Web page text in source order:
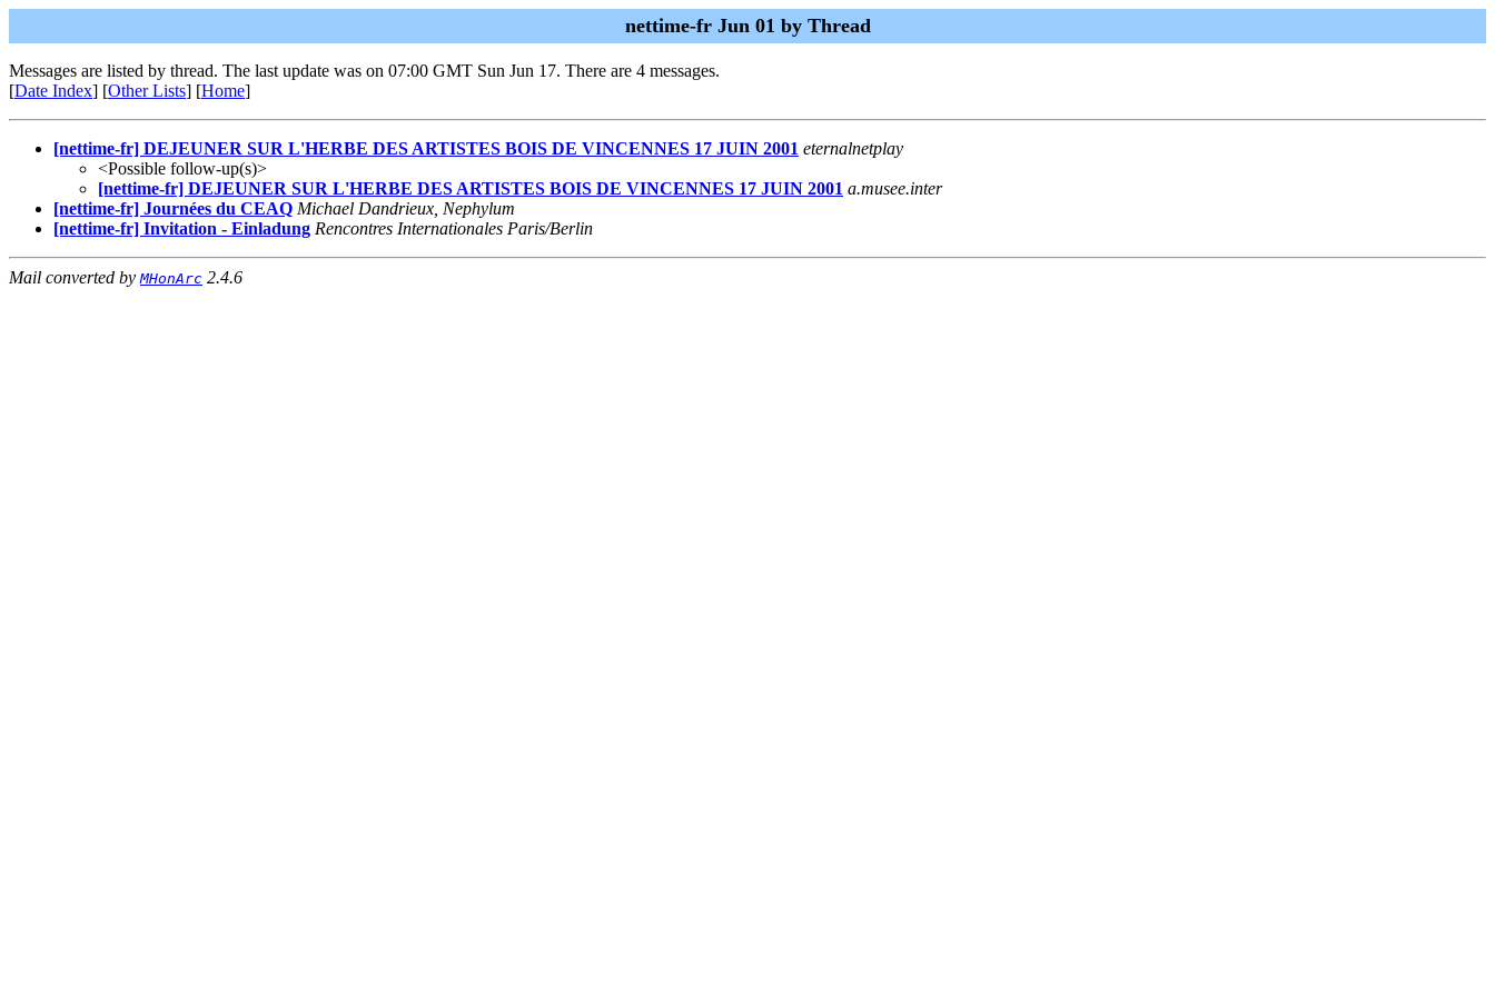
nettime-fr Jun 01 by Thread
Messages are listed by thread. The last update was on 07:00 GMT Sun Jun 17. There are 4 messages.
[Date Index] [Other Lists] [Home]
[nettime-fr] DEJEUNER SUR L'HERBE DES ARTISTES BOIS DE VINCENNES 17 JUIN 2001 eternalnetplay
<Possible follow-up(s)>
[nettime-fr] DEJEUNER SUR L'HERBE DES ARTISTES BOIS DE VINCENNES 17 JUIN 2001 a.musee.inter
[nettime-fr] Journées du CEAQ Michael Dandrieux, Nephylum
[nettime-fr] Invitation - Einladung Rencontres Internationales Paris/Berlin
Mail converted by MHonArc 2.4.6